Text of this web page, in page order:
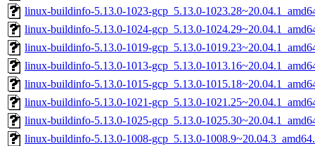
linux-buildinfo-5.13.0-1023-gcp_5.13.0-
linux-buildinfo-5.13.0-1024-gcp_5.13.0-
linux-buildinfo-5.13.0-1019-gcp_5.13.0-
linux-buildinfo-5.13.0-1013-gcp_5.13.0-
linux-buildinfo-5.13.0-1015-gcp_5.13.0-
linux-buildinfo-5.13.0-1021-gcp_5.13.0-
linux-buildinfo-5.13.0-1025-gcp_5.13.0-
linux-buildinfo-5.13.0-1008-gcp_5.13.0-